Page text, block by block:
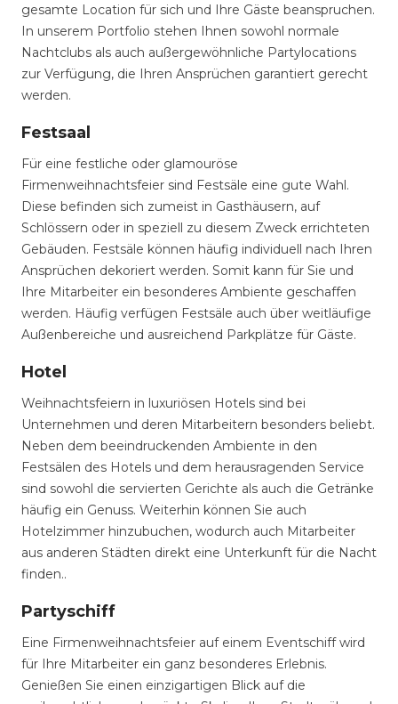
gesamte Location für sich und Ihre Gäste beanspruchen.
In unserem Portfolio stehen Ihnen sowohl normale
Nachtclubs als auch außergewöhnliche Partylocations
zur Verfügung, die Ihren Ansprüchen garantiert gerecht
werden.
Festsaal
Für eine festliche oder glamouröse
Firmenweihnachtsfeier sind Festsäle eine gute Wahl.
Diese befinden sich zumeist in Gasthäusern, auf
Schlössern oder in speziell zu diesem Zweck errichteten
Gebäuden. Festsäle können häufig individuell nach Ihren
Ansprüchen dekoriert werden. Somit kann für Sie und
Ihre Mitarbeiter ein besonderes Ambiente geschaffen
werden. Häufig verfügen Festsäle auch über weitläufige
Außenbereiche und ausreichend Parkplätze für Gäste.
Hotel
Weihnachtsfeiern in luxuriösen Hotels sind bei
Unternehmen und deren Mitarbeitern besonders beliebt.
Neben dem beeindruckenden Ambiente in den
Festsälen des Hotels und dem herausragenden Service
sind sowohl die servierten Gerichte als auch die Getränke
häufig ein Genuss. Weiterhin können Sie auch
Hotelzimmer hinzubuchen, wodurch auch Mitarbeiter
aus anderen Städten direkt eine Unterkunft für die Nacht
finden..
Partyschiff
Eine Firmenweihnachtsfeier auf einem Eventschiff wird
für Ihre Mitarbeiter ein ganz besonderes Erlebnis.
Genießen Sie einen einzigartigen Blick auf die